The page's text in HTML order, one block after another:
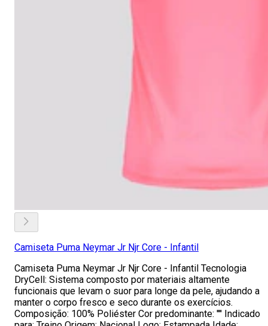
Camiseta Puma Neymar Jr Njr Core - Infantil
Camiseta Puma Neymar Jr Njr Core - Infantil Tecnologia
DryCell: Sistema composto por materiais altamente
funcionais que levam o suor para longe da pele, ajudando a
manter o corpo fresco e seco durante os exercícios.
Composição: 100% Poliéster Cor predominante: '''' Indicado